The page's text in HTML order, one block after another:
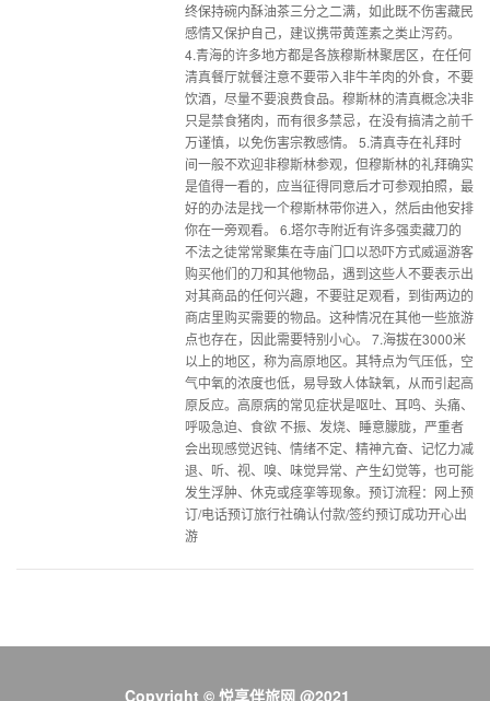
终保持碗内酥油茶三分之二满，如此既不伤害藏民
感情又保护自己，建议携带黄莲素之类止泻药。
4.青海的许多地方都是各族穆斯林聚居区，在任何
清真餐厅就餐注意不要带入非牛羊肉的外食，不要
饮酒，尽量不要浪费食品。穆斯林的清真概念决非
只是禁食猪肉，而有很多禁忌，在没有搞清之前千
万谨慎，以免伤害宗教感情。 5.清真寺在礼拜时
间一般不欢迎非穆斯林参观，但穆斯林的礼拜确实
是值得一看的，应当征得同意后才可参观拍照，最
好的办法是找一个穆斯林带你进入，然后由他安排
你在一旁观看。 6.塔尔寺附近有许多强卖藏刀的
不法之徒常常聚集在寺庙门口以恐吓方式威逼游客
购买他们的刀和其他物品，遇到这些人不要表示出
对其商品的任何兴趣，不要驻足观看，到街两边的
商店里购买需要的物品。这种情况在其他一些旅游
点也存在，因此需要特别小心。 7.海拔在3000米
以上的地区，称为高原地区。其特点为气压低，空
气中氧的浓度也低，易导致人体缺氧，从而引起高
原反应。高原病的常见症状是呕吐、耳鸣、头痛、
呼吸急迫、食欲 不振、发烧、睡意朦胧，严重者
会出现感觉迟钝、情绪不定、精神亢奋、记忆力减
退、听、视、嗅、味觉异常、产生幻觉等，也可能
发生浮肿、休克或痉挛等现象。预订流程：网上预
订/电话预订旅行社确认付款/签约预订成功开心出
游
Copyright © 悦享伴旅网 @2021